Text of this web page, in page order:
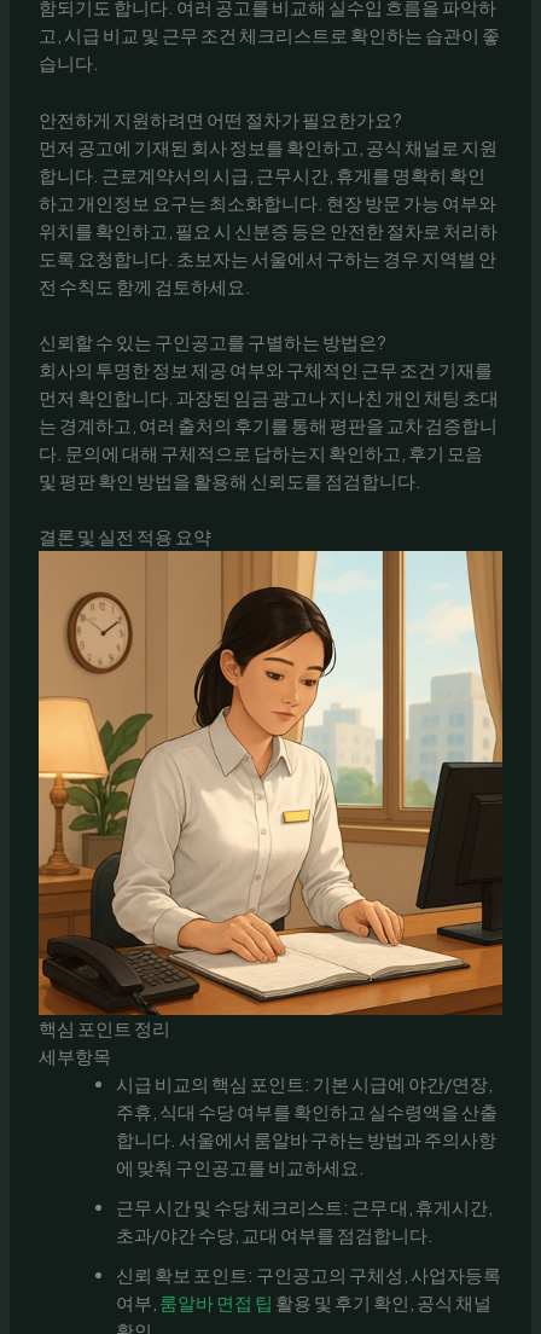
함되기도 합니다. 여러 공고를 비교해 실수입 흐름을 파악하
고, 시급 비교 및 근무 조건 체크리스트로 확인하는 습관이 좋
습니다.
안전하게 지원하려면 어떤 절차가 필요한가요?
먼저 공고에 기재된 회사 정보를 확인하고, 공식 채널로 지원
합니다. 근로계약서의 시급, 근무시간, 휴게를 명확히 확인
하고 개인정보 요구는 최소화합니다. 현장 방문 가능 여부와
위치를 확인하고, 필요 시 신분증 등은 안전한 절차로 처리하
도록 요청합니다. 초보자는 서울에서 구하는 경우 지역별 안
전 수칙도 함께 검토하세요.
신뢰할 수 있는 구인공고를 구별하는 방법은?
회사의 투명한 정보 제공 여부와 구체적인 근무 조건 기재를
먼저 확인합니다. 과장된 임금 광고나 지나친 개인 채팅 초대
는 경계하고, 여러 출처의 후기를 통해 평판을 교차 검증합니
다. 문의에 대해 구체적으로 답하는지 확인하고, 후기 모음
및 평판 확인 방법을 활용해 신뢰도를 점검합니다.
결론 및 실전 적용 요약
핵심 포인트 정리
세부항목
시급 비교의 핵심 포인트: 기본 시급에 야간/연장,
주휴, 식대 수당 여부를 확인하고 실수령액을 산출
합니다. 서울에서 룸알바 구하는 방법과 주의사항
에 맞춰 구인공고를 비교하세요.
근무 시간 및 수당 체크리스트: 근무 대, 휴게시간,
초과/야간 수당, 교대 여부를 점검합니다.
신뢰 확보 포인트: 구인공고의 구체성, 사업자등록
여부, 룸알바 면접 팁 활용 및 후기 확인, 공식 채널